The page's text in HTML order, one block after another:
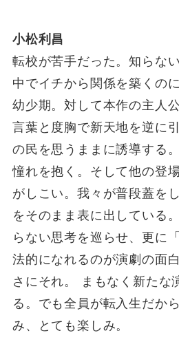
小松利昌
転校が苦手だった。知らな
中でイチから関係を築くの
幼少期。対して本作の主人
言葉と度胸で新天地を逆に
の民を思うままに誘導する
憧れを抱く。そして他の登
がしこい。我々が普段蓋を
をそのまま表に出している
らない思考を巡らせ、更に
法的になれるのが演劇の面
さにそれ。 まもなく新たな
る。でも全員が転入生だか
み、とても楽しみ。